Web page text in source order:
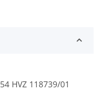
HVZ 118739/01